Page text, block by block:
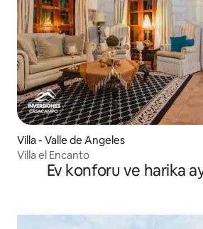
Villa - Valle de Angeles
Villa el Encanto
Ev konforu ve harika